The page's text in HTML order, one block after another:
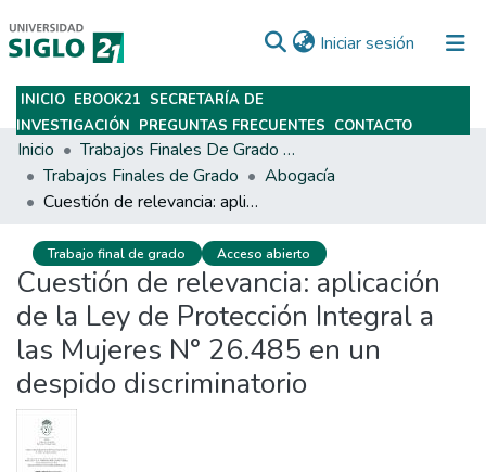
Iniciar sesión (current)
Subir
INICIO EBOOK21 SECRETARÍA DE
INVESTIGACIÓN PREGUNTAS FRECUENTES CONTACTO
Inicio
Trabajos Finales De Grado Y Posgrado
Trabajos Finales de Grado
Abogacía
Cuestión de relevancia: aplicación de la Ley de Protección Integral a las Mujeres N° 26.485 en un despido discriminatorio
Trabajo final de grado Acceso abierto
Cuestión de relevancia: aplicación
de la Ley de Protección Integral a
las Mujeres N° 26.485 en un
despido discriminatorio